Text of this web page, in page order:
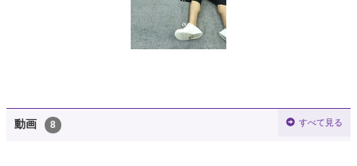
動画 8 すべて見る